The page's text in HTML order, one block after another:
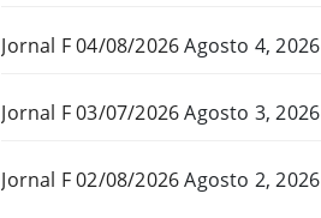
Jornal F 04/08/2026Agosto 4, 2026
Jornal F 03/07/2026Agosto 3, 2026
Jornal F 02/08/2026Agosto 2, 2026